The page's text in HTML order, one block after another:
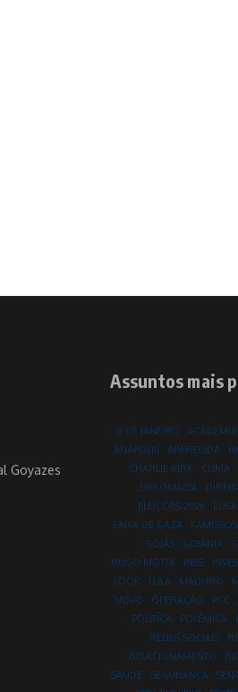
Goyazes
Assuntos mais
8 DE JANEIRO ACADEMIA
ANÁPOLIS
APARECIDA
CHARLIE KIRK
CLIMA
DIPLOMACIA
ELEIÇÕES 2026
FAIXA DE GAZA
FAMOSOS
GOIÁS
GOIÂNIA
HUGO MOTTA
INSS
LOOK
LULA MADURO
NOVO
OPERAÇÃO PCC
POLITÍCA
POLÊMICA
REDES SOCIAIS
RELACIONAMENTO
SAÚDE
SEGURANÇA